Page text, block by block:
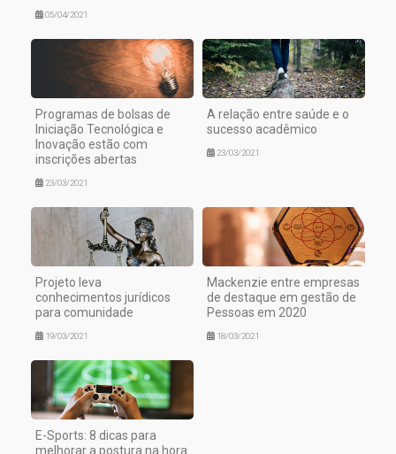
05/04/2021
Programas de bolsas de
Iniciação Tecnológica e
Inovação estão com
inscrições abertas
23/03/2021
A relação entre saúde e o
sucesso acadêmico
23/03/2021
Projeto leva
conhecimentos jurídicos
para comunidade
19/03/2021
Mackenzie entre empresas
de destaque em gestão de
Pessoas em 2020
18/03/2021
E-Sports: 8 dicas para
melhorar a postura na hora